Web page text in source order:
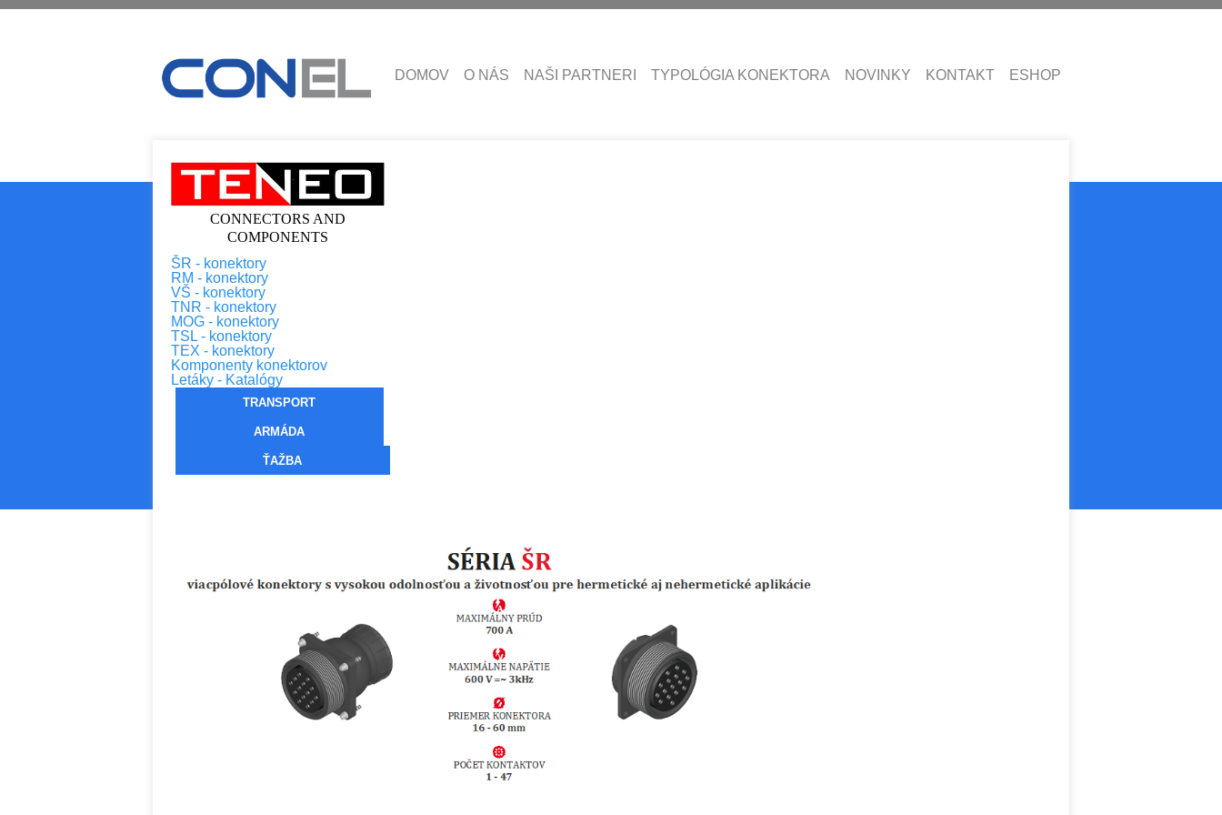
DOMOV O NÁS NAŠI PARTNERI TYPOLÓGIA KONEKTORA NOVINKY KONTAKT ESHOP
CONNECTORS AND
COMPONENTS
ŠR - konektory
RM - konektory
VŠ - konektory
TNR - konektory
MOG - konektory
TSL - konektory
TEX - konektory
Komponenty konektorov
Letáky - Katalógy
TRANSPORT
ARMÁDA
ŤAŽBA